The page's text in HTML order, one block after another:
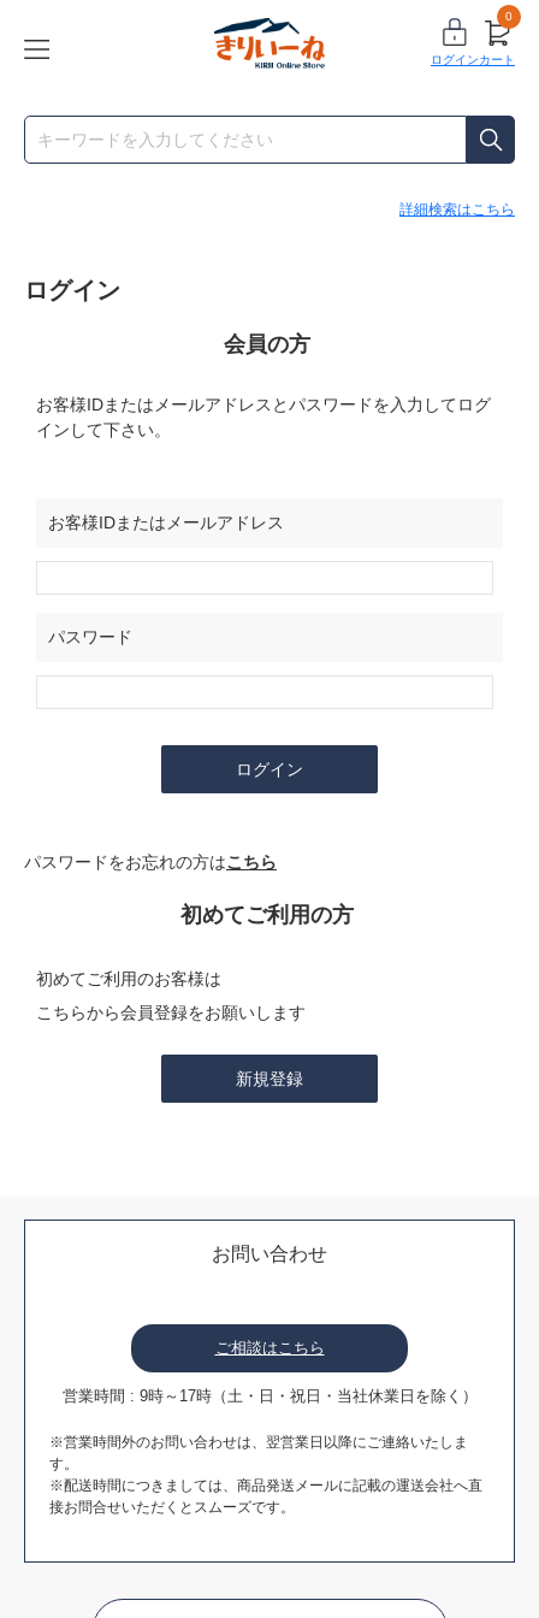
ログイン
0
カート
詳細検索はこちら
ログイン
会員の方
お客様IDまたはメールアドレス とパスワードを入力してログ
インして下さい。
お客様IDまたはメールアドレス
パスワード
パスワードをお忘れの方はこちら
初めてご利用の方
初めてご利用のお客様は
こちらから会員登録をお願いします
お問い合わせ
ご相談はこちら
営業時間 : 9時～17時（土・日・祝日・当社休業日を除く）
※営業時間外のお問い合わせは、翌営業日以降にご連絡いたしま
す。
※配送時間につきましては、商品発送メールに記載の運送会社へ直
接お問合せいただくとスムーズです。